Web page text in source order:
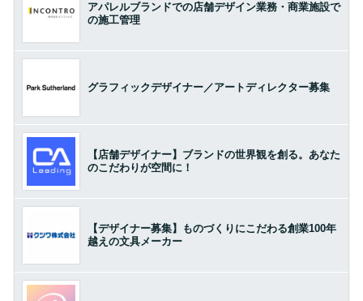
アパレルブランドでの店舗デザイン業務・商業施設で
の施工管理
グラフィックデザイナー／アートディレクター募集
【店舗デザイナー】ブランドの世界観を創る。あなた
のこだわりが空間に！
【デザイナー募集】ものづくりにこだわる創業100年
越えの文具メーカー